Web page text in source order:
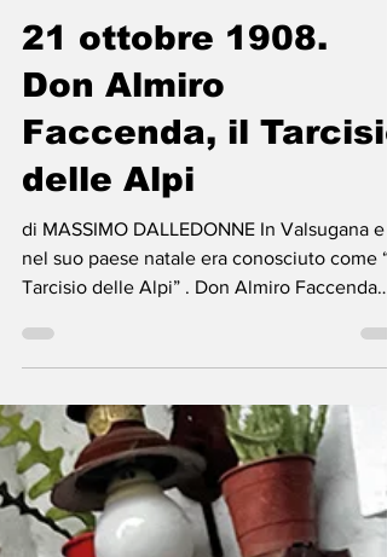
21 ott 2024
Tempo di lettura: 3 min
21 ottobre 1908.
Don Almiro
Faccenda, il
delle Alpi
di MASSIMO DALLEDONNE In Valsugana e
nel suo paese natale era conosciuto come
Tarcisio delle Alpi” . Don Almiro Faccenda